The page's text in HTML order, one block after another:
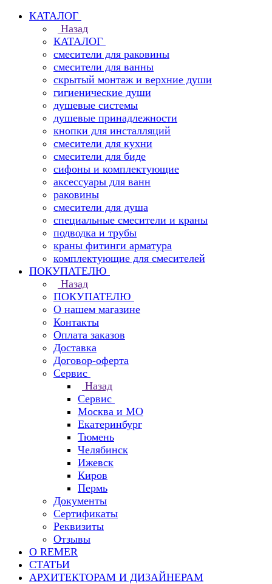
КАТАЛОГ
Назад
КАТАЛОГ
смесители для раковины
смесители для ванны
скрытый монтаж и верхние души
гигиенические души
душевые системы
душевые принадлежности
кнопки для инсталляций
смесители для кухни
смесители для биде
сифоны и комплектующие
аксессуары для ванн
раковины
смесители для душа
специальные смесители и краны
подводка и трубы
краны фитинги арматура
комплектующие для смесителей
ПОКУПАТЕЛЮ
Назад
ПОКУПАТЕЛЮ
О нашем магазине
Контакты
Оплата заказов
Доставка
Договор-оферта
Сервис
Назад
Сервис
Москва и МО
Екатеринбург
Тюмень
Челябинск
Ижевск
Киров
Пермь
Документы
Сертификаты
Реквизиты
Отзывы
О REMER
СТАТЬИ
АРХИТЕКТОРАМ И ДИЗАЙНЕРАМ